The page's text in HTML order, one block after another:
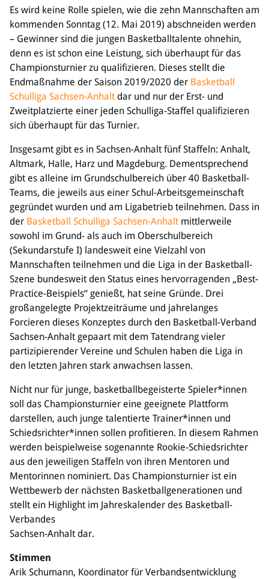
Bildung
Info
Trainerwesen
Bildungsnetzwerk
Schiedsrichterwesen
Bildungsangebote im BVSA
Externe Bildungsangebote
Stellenangebote
Downloads
Turnier- & Campbörse
FAQ
Kontakt
Vereinsfanshops
Es wird keine Rolle spielen, wie die zehn Mannschaften am
kommenden Sonntag (12. Mai 2019) abschneiden werden
– Gewinner sind die jungen Basketballtalente ohnehin,
denn es ist schon eine Leistung, sich überhaupt für das
Championsturnier zu qualifizieren. Dieses stellt die
Endmaßnahme der Saison 2019/2020 der Basketball
Schulliga Sachsen-Anhaltdar und nur der Erst- und
Zweitplatzierte einer jeden Schulliga-Staffel qualifizieren
sich überhaupt für das Turnier.
Insgesamt gibt es in Sachsen-Anhalt fünf Staffeln: Anhalt,
Altmark, Halle, Harz und Magdeburg. Dementsprechend
gibt es alleine im Grundschulbereich über 40 Basketball-
Teams, die jeweils aus einer Schul-Arbeitsgemeinschaft
gegründet wurden und am Ligabetrieb teilnehmen. Dass in
der Basketball Schulliga Sachsen-Anhaltmittlerweile
sowohl im Grund- als auch im Oberschulbereich
(Sekundarstufe I) landesweit eine Vielzahl von
Mannschaften teilnehmen und die Liga in der Basketball-
Szene bundesweit den Status eines hervorragenden „Best-
Practice-Beispiels“ genießt, hat seine Gründe. Drei
großangelegte Projektzeiträume und jahrelanges
Forcieren dieses Konzeptes durch den Basketball-Verband
Sachsen-Anhalt gepaart mit dem Tatendrang vieler
partizipierender Vereine und Schulen haben die Liga in
den letzten Jahren stark anwachsen lassen.
Nicht nur für junge, basketballbegeisterte Spieler*innen
soll das Championsturnier eine geeignete Plattform
darstellen, auch junge talentierte Trainer*innen und
Schiedsrichter*innen sollen profitieren. In diesem Rahmen
werden beispielweise sogenannte Rookie-Schiedsrichter
aus den jeweiligen Staffeln von ihren Mentoren und
Mentorinnen nominiert. Das Championsturnier ist ein
Wettbewerb der nächsten Basketballgenerationen und
stellt ein Highlight im Jahreskalender des Basketball-
Verbandes
Sachsen-Anhalt dar.
Stimmen
Arik Schumann, Koordinator für Verbandsentwicklung